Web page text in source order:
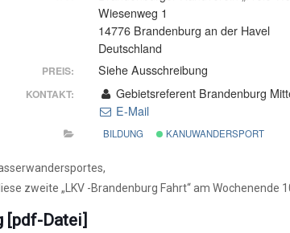
Wiesenweg 1
14776 Brandenburg an der Havel
Deutschland
PREIS: Siehe Ausschreibung
KONTAKT:
Gebietsreferent Brandenburg
E-Mail
BILDUNG KANUWANDERSPORT
zweite „LKV -Brandenburg Fahrt“ am
[pdf-Datei]